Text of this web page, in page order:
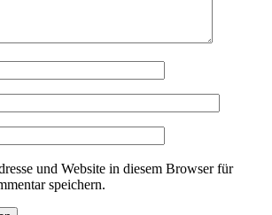
und Website in diesem Browser für
speichern.